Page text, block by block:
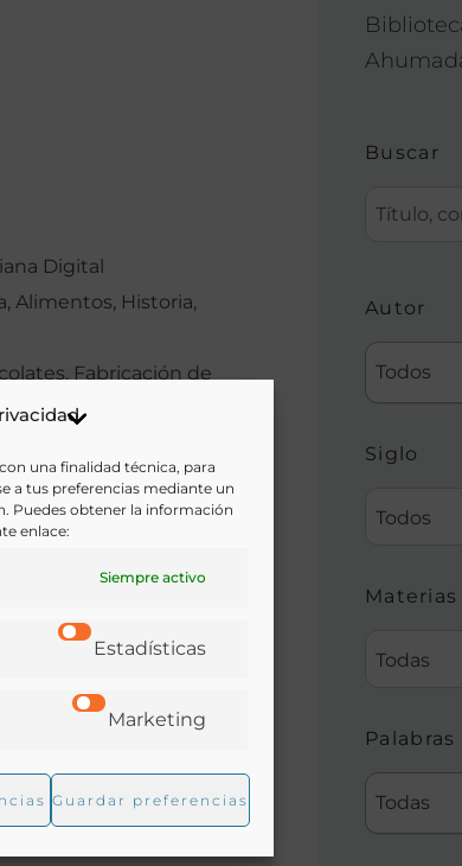
una finalidad técnica, para
a tus preferencias mediante un
Puedes obtener la información
enlace:
Siempre activo
Estadísticas
Marketing
Guardar preferencias
Digital
Alimentos, Historia,
Fabricación de
perjuicio para su
se conseguía aceite
Buscar
Autor
Todos
Siglo
Todos
Materias
Todas
Palabras
Todas